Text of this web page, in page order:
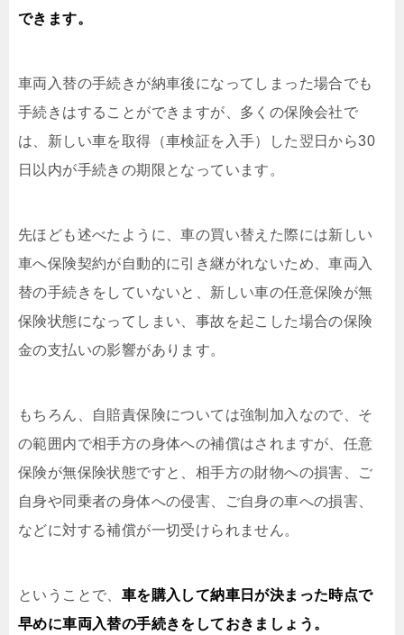
できます。
車両入替の手続きが納車後になってしまった場合でも
手続きはすることができますが、多くの保険会社で
は、新しい車を取得（車検証を入手）した翌日から30
日以内が手続きの期限となっています。
先ほども述べたように、車の買い替えた際には新しい
車へ保険契約が自動的に引き継がれないため、車両入
替の手続きをしていないと、新しい車の任意保険が無
保険状態になってしまい、事故を起こした場合の保険
金の支払いの影響があります。
もちろん、自賠責保険については強制加入なので、そ
の範囲内で相手方の身体への補償はされますが、任意
保険が無保険状態ですと、相手方の財物への損害、ご
自身や同乗者の身体への侵害、ご自身の車への損害、
などに対する補償が一切受けられません。
ということで、 車を購入して納車日が決まった時点で
早めに車両入替の手続きをしておきましょう。